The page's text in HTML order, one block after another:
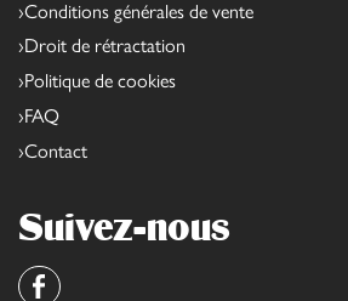
Conditions générales de vente
Droit de rétractation
Politique de cookies
FAQ
Contact
Suivez-nous